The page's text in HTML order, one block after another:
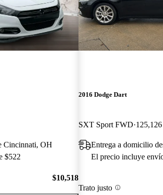
Cincinnati, OH
$522
$10,518
2016 Dodge Dart
SXT Sport FWD
Entrega a domicilio
El precio incluye
Trato justo